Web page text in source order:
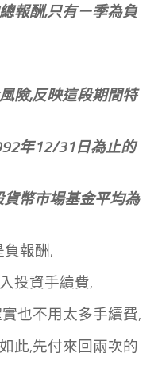
報酬,只有ㄧ季為負
險,反映這段期間特
年12/31日為止的
貨幣市場基金平均為
報酬,
投資手續費,
也不用太多手續費,
此,先付來回兩次的